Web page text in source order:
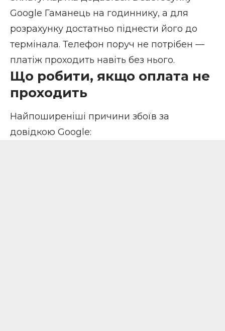
Google Гаманець на годиннику, а для
розрахунку достатньо піднести його до
термінала. Телефон поруч не потрібен —
платіж проходить навіть без нього.
Що робити, якщо оплата не
проходить
Найпоширеніші причини збоїв за
довідкою Google: